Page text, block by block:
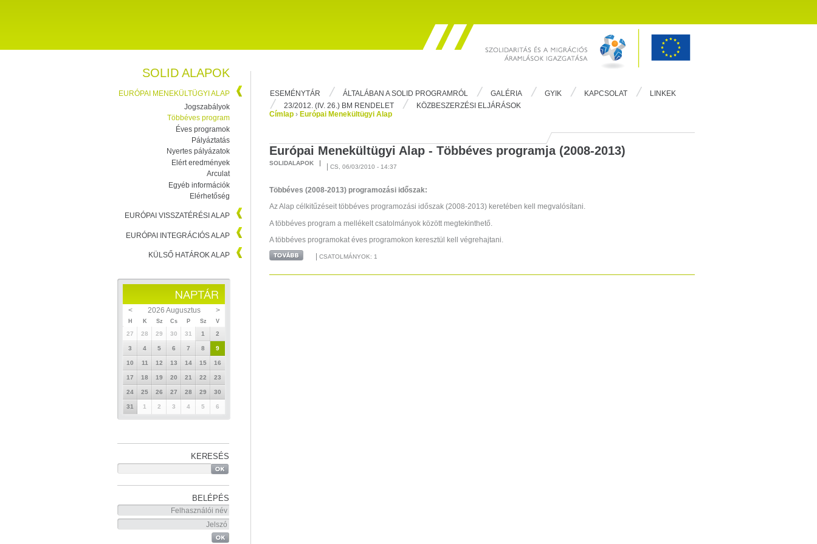
ESEMÉNYTÁR ÁLTALÁBAN A SOLID PROGRAMRÓL GALÉRIA GYIK KAPCSOLAT
LINKEK
23/2012. (IV. 26.) BM RENDELET
KÖZBESZERZÉSI ELJÁRÁSOK
SOLID ALAPOK
EURÓPAI MENEKÜLTÜGYI ALAP
Jogszabályok
Többéves program
Éves programok
Pályáztatás
Nyertes pályázatok
Elért eredmények
Arculat
Egyéb információk
Elérhetőség
EURÓPAI VISSZATÉRÉSI ALAP
EURÓPAI INTEGRÁCIÓS ALAP
KÜLSŐ HATÁROK ALAP
< 2026 Augusztus >
H K Sz Cs P Sz V
27 28 29 30 31 1 2
3 4 5 6 7 8 9
10 11 12 13 14 15 16
17 18 19 20 21 22 23
24 25 26 27 28 29 30
31 1 2 3 4 5 6
KERESÉS
BELÉPÉS
Címlap › Európai Menekültügyi Alap
Európai Menekültügyi Alap - Többéves programja (2008-2013)
SOLIDALAPOK
CS, 06/03/2010 - 14:37
Többéves (2008-2013) programozási időszak:
Az Alap célkitűzéseit többéves programozási időszak (2008-2013) keretében kell megvalósítani.
A többéves program a mellékelt csatolmányok között megtekinthető.
A többéves programokat éves programokon keresztül kell végrehajtani.
CSATOLMÁNYOK: 1